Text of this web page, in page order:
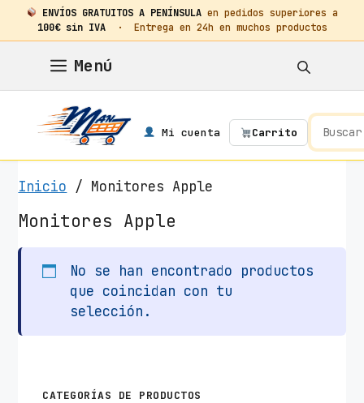
ENVÍOS GRATUITOS A PENÍNSULA en pedidos superiores a
100€ sin IVA· Entrega en 24h en muchos productos
contenido
Menú
Mi cuenta Carrito
Inicio / Monitores Apple
Monitores Apple
No se han encontrado productos
que coincidan con tu
selección.
CATEGORÍAS DE PRODUCTOS